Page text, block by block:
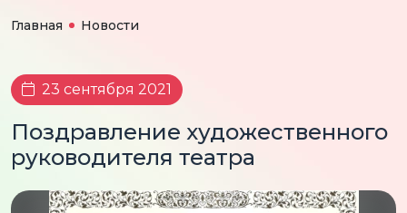
Главная Новости
23 сентября 2021
Поздравление художественного
руководителя театра